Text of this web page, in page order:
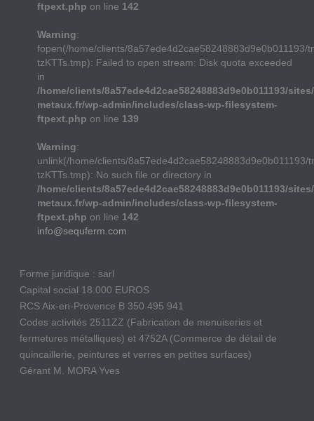
ftpext.php on line 142
Warning:
fopen(/home/clients/8a57ede4d2cae58248883d9e0b011193/
tzKTTs.tmp): Failed to open stream: Disk quota exceeded
in
/home/clients/8a57ede4d2cae58248883d9e0b011193/
metaux.fr/wp-admin/includes/class-wp-filesystem-
ftpext.php on line 139
Warning:
unlink(/home/clients/8a57ede4d2cae58248883d9e0b011193/
tzKTTs.tmp): No such file or directory in
/home/clients/8a57ede4d2cae58248883d9e0b011193/
metaux.fr/wp-admin/includes/class-wp-filesystem-
ftpext.php on line 142
info@sequferm.com
Forme juridique : sarl
Capital social 18.000 EUROS
RCS Aix-en-Provence B 350 495 941
Codes activités 2511ZZ (Fabrication de menuiseries et
fermetures métalliques) et 4752A (Commerce de détail de
quincaillerie, peintures et verres en petites surfaces)
Gérant M. MORA Yves